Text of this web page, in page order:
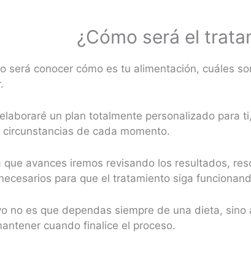
¿Cómo será el
será conocer cómo es tu alimentación, cuáles
un plan totalmente personalizado para
circunstancias de cada momento.
que avances iremos revisando los resultados,
para que el tratamiento siga
no es que dependas siempre de una dieta,
cuando finalice el proceso.